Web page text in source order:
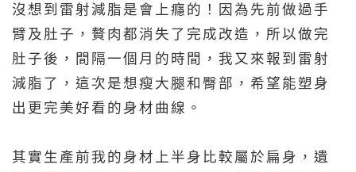
沒想到雷射減脂是會上癮的！因為先前做過手
臂及肚子，贅肉都消失了完成改造，所以做完
肚子後，間隔一個月的時間，我又來報到雷射
減脂了，這次是想瘦大腿和臀部，希望能塑身
出更完美好看的身材曲線。
其實生產前我的身材上半身比較屬於扁身，遺